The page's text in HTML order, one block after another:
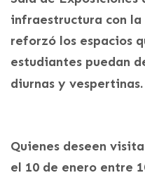
infraestructura con la
reforzó los espacios
estudiantes puedan
diurnas y vespertinas.
Quienes deseen
el 10 de enero entre